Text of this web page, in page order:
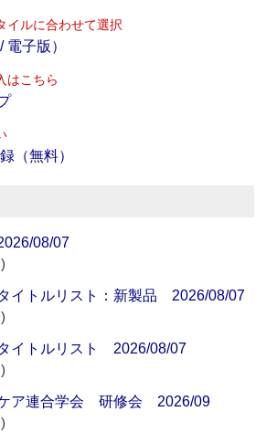
イルに合わせて選択
子版）
はこちら
（無料）
08/07
イトルリスト：新製品 2026/08/07
イトルリスト 2026/08/07
ケア連合学会 研修会 2026/09